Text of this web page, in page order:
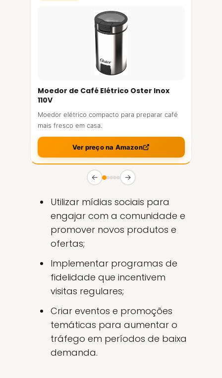
Moedor de Café Elétrico Oster Inox
110V
Moedor elétrico compacto para preparar café
mais fresco em casa.
Ver preço na Amazon
← →
Utilizar mídias sociais para
engajar com a comunidade e
promover novos produtos e
ofertas;
Implementar programas de
fidelidade que incentivem
visitas regulares;
Criar eventos e promoções
temáticas para aumentar o
tráfego em períodos de baixa
demanda.